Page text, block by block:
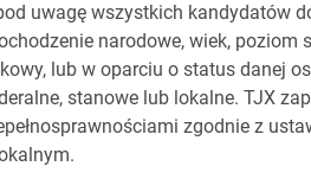
uwagę wszystkich kandydatów
narodowe, wiek,
lub w oparciu o status danej
stanowe lub lokalne. TJX
zgodnie z